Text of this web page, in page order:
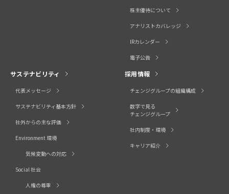
株主優待について
アナリストカバレッジ
IRカレンダー
電子公告
サステナビリティ
代表メッセージ
サステナビリティ基本方針
社外からの主な評価
Environment 環境
気候変動への対応
Social 社会
人権の尊重
採用情報
チェンジグループの組織構成
数字で見る
チェンジグループ
社内制度・環境
キャリア紹介